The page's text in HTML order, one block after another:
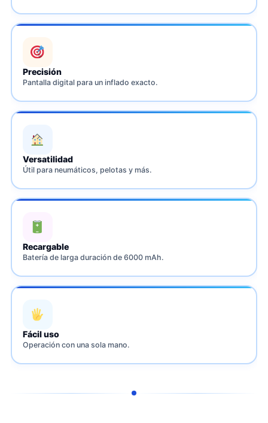
Precisión
Pantalla digital para un inflado exacto.
Versatilidad
Útil para neumáticos, pelotas y más.
Recargable
Batería de larga duración de 6000 mAh.
Fácil uso
Operación con una sola mano.